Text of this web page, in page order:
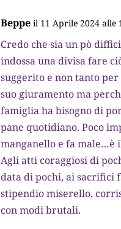
Beppe il 11 Aprile 2024 alle
Credo che sia un pò
indossa una divisa fare
suggerito e non tanto
suo giuramento ma
famiglia ha bisogno di
pane quotidiano. Poco
manganello e fa male…è
Agli atti coraggiosi di
data di pochi, ai sacrifici
stipendio miserello,
con modi brutali.